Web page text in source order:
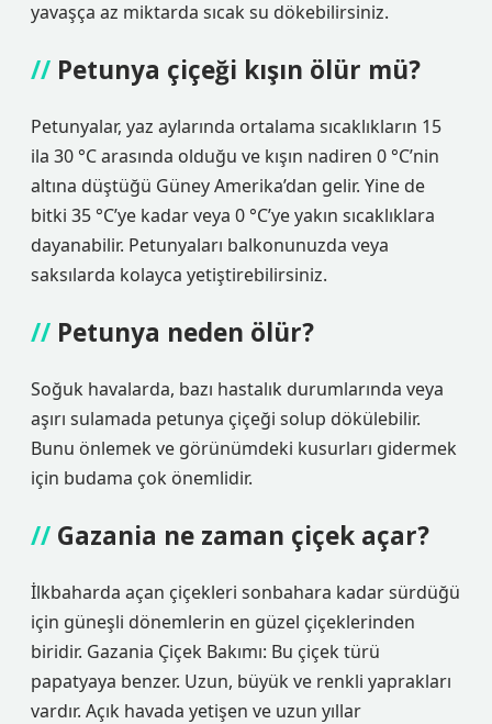
yavaşça az miktarda sıcak su dökebilirsiniz.
Petunya çiçeği kışın ölür mü?
Petunyalar, yaz aylarında ortalama sıcaklıkların 15
ila 30 °C arasında olduğu ve kışın nadiren 0 °C’nin
altına düştüğü Güney Amerika’dan gelir. Yine de
bitki 35 °C’ye kadar veya 0 °C’ye yakın sıcaklıklara
dayanabilir. Petunyaları balkonunuzda veya
saksılarda kolayca yetiştirebilirsiniz.
Petunya neden ölür?
Soğuk havalarda, bazı hastalık durumlarında veya
aşırı sulamada petunya çiçeği solup dökülebilir.
Bunu önlemek ve görünümdeki kusurları gidermek
için budama çok önemlidir.
Gazania ne zaman çiçek açar?
İlkbaharda açan çiçekleri sonbahara kadar sürdüğü
için güneşli dönemlerin en güzel çiçeklerinden
biridir. Gazania Çiçek Bakımı: Bu çiçek türü
papatyaya benzer. Uzun, büyük ve renkli yaprakları
vardır. Açık havada yetişen ve uzun yıllar